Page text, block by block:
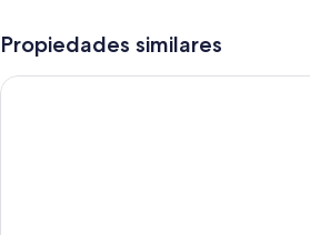
Renta de bicicletas, resguardo de
de tours o entradas
Propiedades similares
Hotel Titano